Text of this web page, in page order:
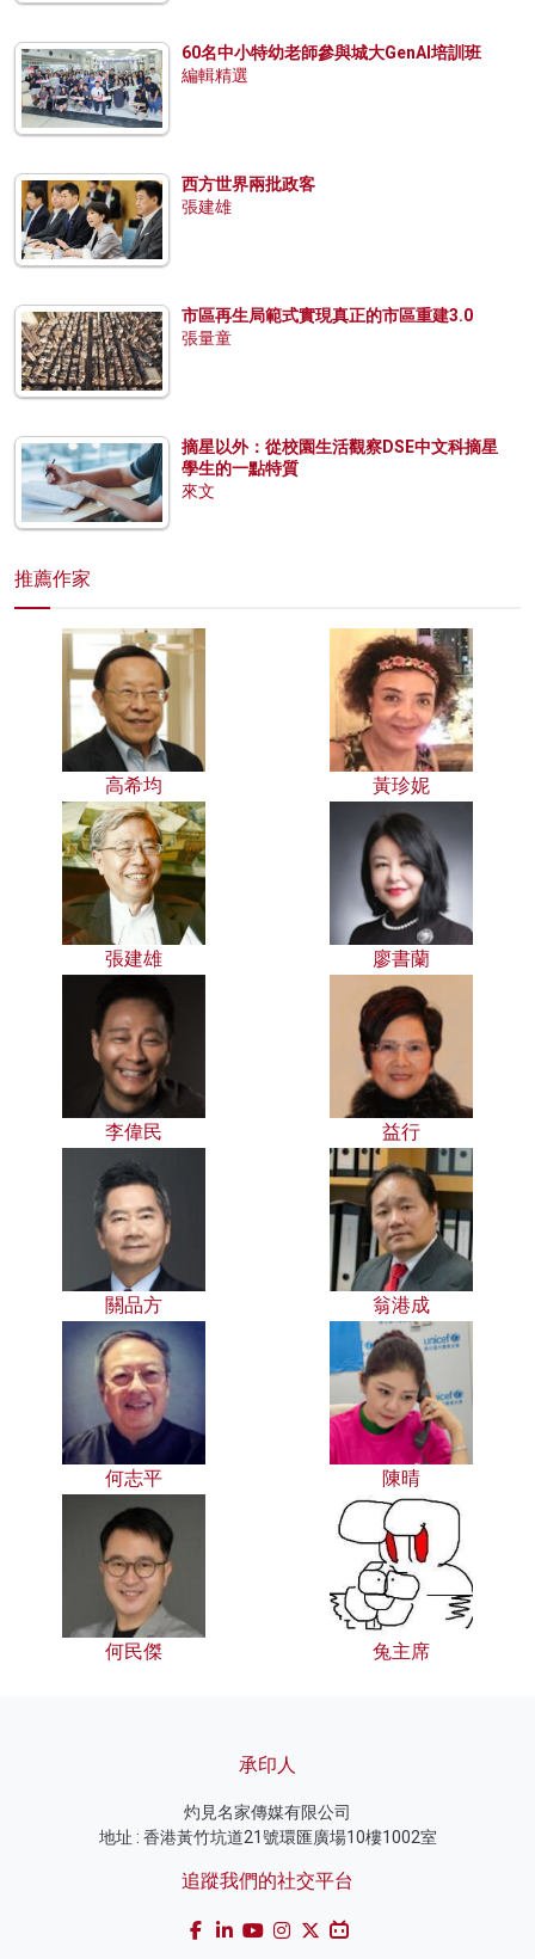
60名中小特幼老師參與城大GenAI培訓班
編輯精選
西方世界兩批政客
張建雄
市區再生局範式實現真正的市區重建3.0
張量童
摘星以外：從校園生活觀察DSE中文科摘星
學生的一點特質
來文
推薦作家
高希均 黃珍妮
張建雄 廖書蘭
李偉民 益行
關品方 翁港成
何志平 陳晴
何民傑 兔主席
承印人
灼見名家傳媒有限公司
地址 : 香港黃竹坑道21號環匯廣場10樓1002室
追蹤我們的社交平台